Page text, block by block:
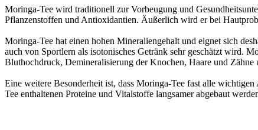
Moringa-Tee wird traditionell zur Vorbeugung und
Pflanzenstoffen und Antioxidantien. Äußerlich wird er bei
Moringa-Tee hat einen hohen Mineraliengehalt und eignet sich
auch von Sportlern als isotonisches Getränk sehr geschätzt wird.
Bluthochdruck, Demineralisierung der Knochen, Haare und
Eine weitere Besonderheit ist, dass Moringa-Tee fast alle
Tee enthaltenen Proteine und Vitalstoffe langsamer abgebaut